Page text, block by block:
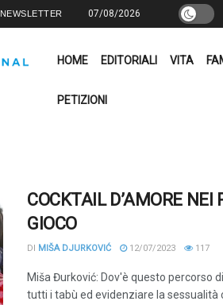
NEWSLETTER 07/08/2026
HOME EDITORIALI VITA
PETIZIONI
COCKTAIL D’AMORE NEI
GIOCO
DI MIŠA DJURKOVIĆ 12/07/2023 117
Miša Đurković: Dov'è questo percorso
tutti i tabù ed evidenziare la sessualità